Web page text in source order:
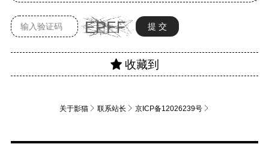
关于影猫 联系站长 京ICP备12026239号